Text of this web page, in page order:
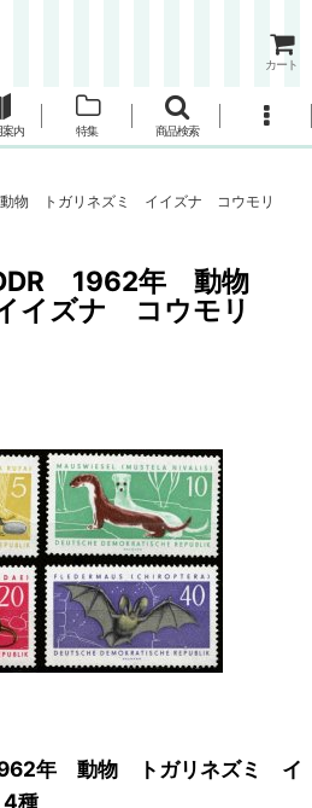
カート
案内 特集 商品検索
物 トガリネズミ イイズナ コウモリ
1962年 動物
イズナ コウモリ
年 動物 トガリネズミ イ
種